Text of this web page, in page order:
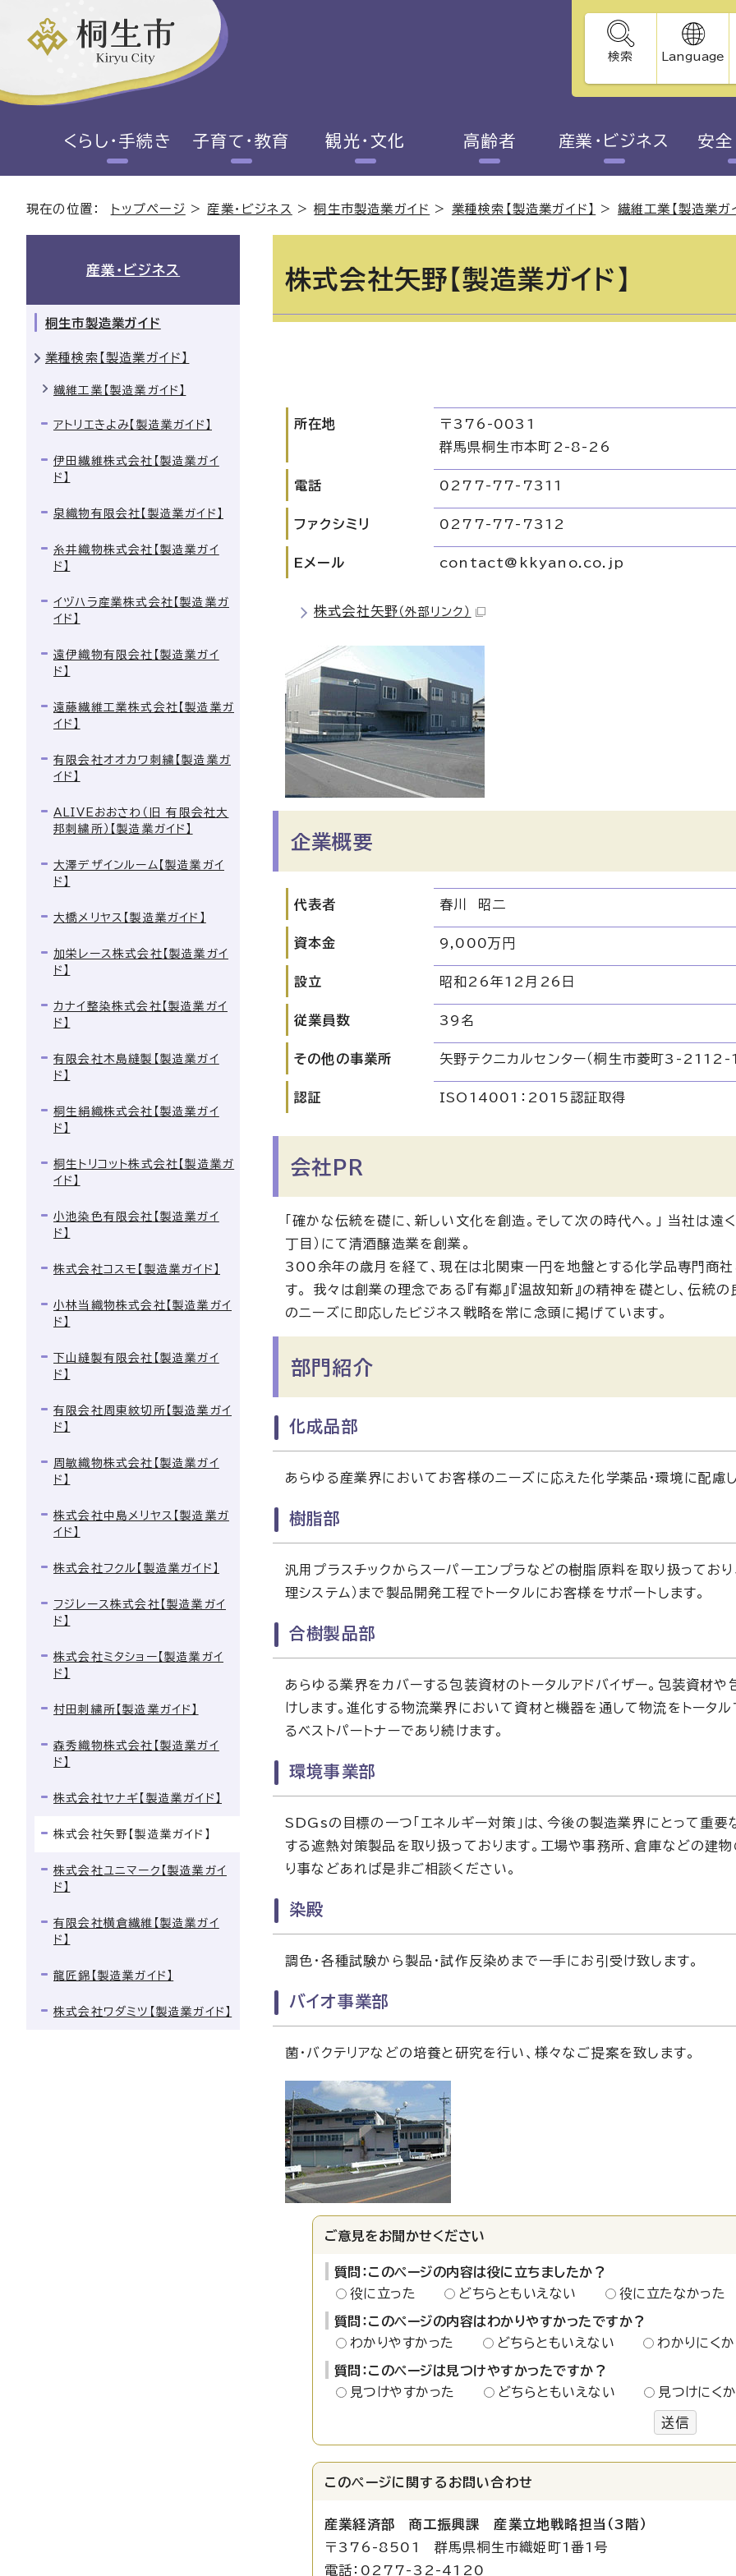
検索 Language
くらし・手続き 子育て・教育 観光・文化 高齢者 産業・ビジネス 安全
現在の位置： トップページ > 産業・ビジネス >桐生市製造業ガイド > 業種検索【製造業ガイド】 > 繊維工業【製造業ガ
株式会社矢野【製造業ガイド】
所在地
〒376-0031
群馬県桐生市本町2-8-26
電話 0277-77-7311
ファクシミリ 0277-77-7312
Eメール contact@kkyano.co.jp
株式会社矢野 （外部リンク）
企業概要
代表者 春川 昭二
資本金 9,000万円
設立 昭和26年12月26日
従業員数 39名
その他の事業所 矢野テクニカルセンター（桐生市菱町3-2112-1
認証 ISO14001：2015認証取得
会社PR
「確かな伝統を礎に、新しい文化を創造。そして次の時代へ。」 当社は
丁目）にて清酒醸造業を創業。
300余年の歳月を経て、現在は北関東一円を地盤とする化学品専門商社
す。 我々は創業の理念である『有鄰』『温故知新』の精神を礎とし、伝
のニーズに即応したビジネス戦略を常に念頭に掲げています。
部門紹介
化成品部
あらゆる産業界においてお客様のニーズに応えた化学薬品・環境に配慮
樹脂部
汎用プラスチックからスーパーエンプラなどの樹脂原料を取り扱ってお
理システム）まで製品開発工程でトータルにお客様をサポートします。
合樹製品部
あらゆる業界をカバーする包装資材のトータルアドバイザー。包装資材
けします。進化する物流業界において資材と機器を通して物流をトータ
るベストパートナーであり続けます。
環境事業部
SDGsの目標の一つ「エネルギー対策」は、今後の製造業界にとって重
する遮熱対策製品を取り扱っております。工場や事務所、倉庫などの建物
り事などあれば是非ご相談ください。
染殿
調色・各種試験から製品・試作反染めまで一手にお引受け致します。
バイオ事業部
菌・バクテリアなどの培養と研究を行い、様々なご提案を致します。
ご意見をお聞かせください
質問：このページの内容は役に立ちましたか？
役に立った
どちらともいえない 役に立たなかった
質問：このページの内容はわかりやすかったですか？
わかりやすかった
どちらともいえない わかりにく
質問：このページは見つけやすかったですか？
見つけやすかった
どちらともいえない 見つけにく
送信
このページに関する お問い合わせ
産業経済部 商工振興課 産業立地戦略担当（3階）
〒376-8501 群馬県桐生市織姫町1番1号
電話：0277-32-4120
産業・ビジネス
桐生市製造業ガイド
業種検索【製造業ガイド】
繊維工業【製造業ガイド】
アトリエきよみ【製造業ガイド】
伊田繊維株式会社【製造業ガイ
ド】
泉織物有限会社【製造業ガイド】
糸井織物株式会社【製造業ガイ
ド】
イヅハラ産業株式会社【製造業ガ
イド】
遠伊織物有限会社【製造業ガイ
ド】
遠藤繊維工業株式会社【製造業ガ
イド】
有限会社オオカワ刺繍【製造業ガ
イド】
ALIVEおおさわ（旧 有限会社大
邦刺繍所）【製造業ガイド】
大澤デザインルーム【製造業ガイ
ド】
大橋メリヤス【製造業ガイド】
加栄レース株式会社【製造業ガイ
ド】
カナイ整染株式会社【製造業ガイ
ド】
有限会社木島縫製【製造業ガイ
ド】
桐生絹織株式会社【製造業ガイ
ド】
桐生トリコット株式会社【製造業ガ
イド】
小池染色有限会社【製造業ガイ
ド】
株式会社コスモ【製造業ガイド】
小林当織物株式会社【製造業ガイ
ド】
下山縫製有限会社【製造業ガイ
ド】
有限会社周東紋切所【製造業ガイ
ド】
周敏織物株式会社【製造業ガイ
ド】
株式会社中島メリヤス【製造業ガ
イド】
株式会社フクル【製造業ガイド】
フジレース株式会社【製造業ガイ
ド】
株式会社ミタショー【製造業ガイ
ド】
村田刺繍所【製造業ガイド】
森秀織物株式会社【製造業ガイ
ド】
株式会社ヤナギ【製造業ガイド】
株式会社矢野【製造業ガイド】
株式会社ユニマーク【製造業ガイ
ド】
有限会社横倉繊維【製造業ガイ
ド】
龍匠錦【製造業ガイド】
株式会社ワダミツ【製造業ガイド】